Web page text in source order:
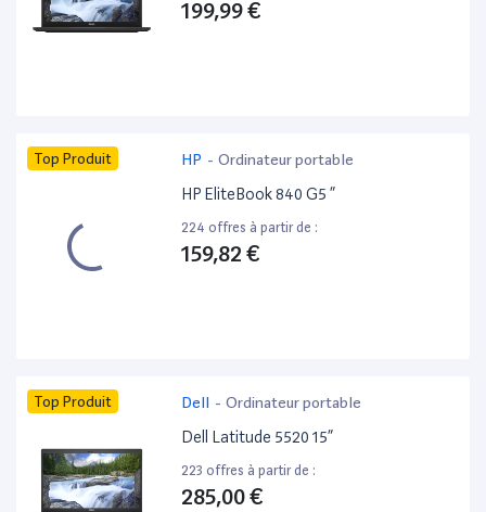
199,99 €
Top Produit HP - Ordinateur portable
HP EliteBook 840 G5 ”
224 offres à partir de :
159,82 €
Top Produit Dell - Ordinateur portable
Dell Latitude 5520 15”
223 offres à partir de :
285,00 €